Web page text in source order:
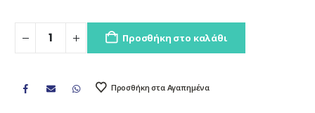
Προσθήκη στο καλάθι
Προσθήκη στα Αγαπημένα